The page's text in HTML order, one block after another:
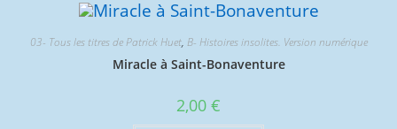
03- Tous les titres de Patrick Huet, B- Histoires insolites. Version numérique
Miracle à Saint-Bonaventure
2,00 €